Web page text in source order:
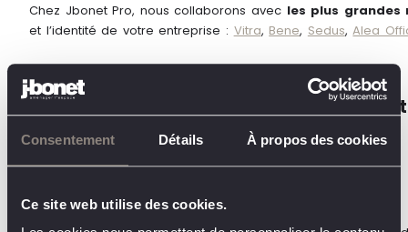
Consentement Détails À propos des cookies
Ce site web utilise des cookies.
Chez Jbonet Pro, nous collaborons avec les plus grandes
et l’identité de votre entreprise : Vitra, Bene, Sedus,Alea
6. Privilégier un projet